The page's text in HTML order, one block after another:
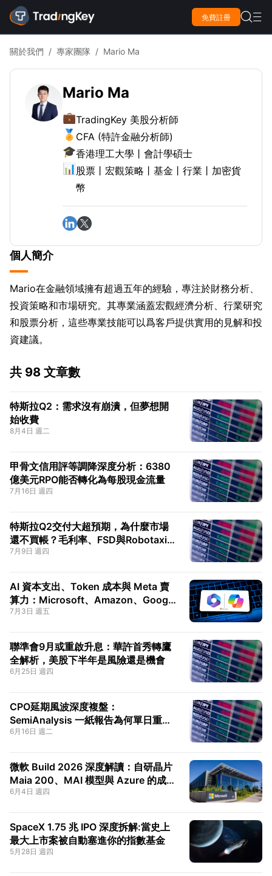
免費註冊  
關於我們 / 專家團隊 / Mario Ma
Mario Ma
💼TradingKey 美股分析師
🏅 CFA (特許金融分析師)
🎓香港理工大學丨會計學碩士
📊股票丨宏觀策略丨基金丨行業丨加密貨
幣
個人簡介
Mario在金融領域擁有超過五年的經驗，專注於財務分析、
投資策略和市場研究。其專業涵蓋宏觀經濟分析、行業研究
和股票分析，這些專業技能可以爲客戶提供實用的見解和投
資建議。
共 98 文章數
特斯拉Q2：需求沒有崩潰，但夢想開
始收費
8月4日 週二
甲骨文信用評等調降深度分析：6380
億美元RPO能否轉化為每股現金流量
7月16日 週四
特斯拉Q2交付大超預期，為什麼市場
還不買帳？毛利率、FSD與Robotaxi才
是關鍵
7月9日 週四
AI 資本支出、Token 成本與 Meta 賣
算力：Microsoft、Amazon、Google
三大雲估值重估
7月3日 週五
聯準會9月或重啟升息：華許首秀轉鷹
全解析，美股下半年是風險還是機會
6月25日 週四
CPO延期風波深度複盤：
SemiAnalysis 一紙報告為何單日重挫
美股光通訊，「延後」到底該不該信
6月16日 週二
微軟 Build 2026 深度解讀：自研晶片
Maia 200、MAI 模型與 Azure 的成本
反擊，兼論 Ackman 重倉微軟的長線
6月4日 週四
SpaceX 1.75 兆 IPO 深度拆解:當史上
最大上市案被自動塞進你的指數基金
5月28日 週四